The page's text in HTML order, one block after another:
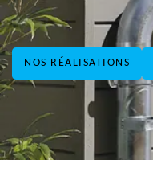
NOS RÉALISATIONS